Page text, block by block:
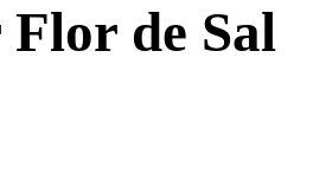
Flor de Sal